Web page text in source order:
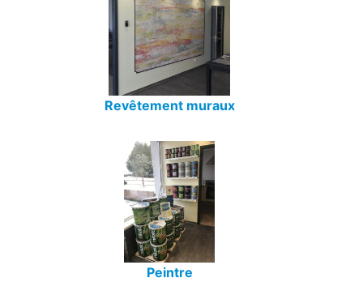
Revêtement muraux
Peintre